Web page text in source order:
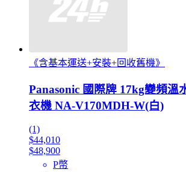
《含基本運送+安裝+回收舊機》
Panasonic 國際牌 17kg變頻溫
衣機 NA-V170MDH-W(白)
(1)
$44,010
$48,900
P幣